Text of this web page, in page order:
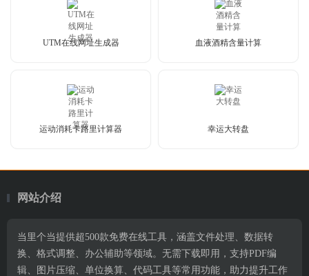
UTM在线网址生成器 血液酒精含量计算
运动消耗卡路里计算器 幸运大转盘
网站介绍
当里个当提供超500款免费在线工具，涵盖文件处理、数据转
换、格式调整、办公辅助等领域。无需下载即用，支持PDF编
辑、图片压缩、单位换算、代码工具等常用功能，助力提升工作